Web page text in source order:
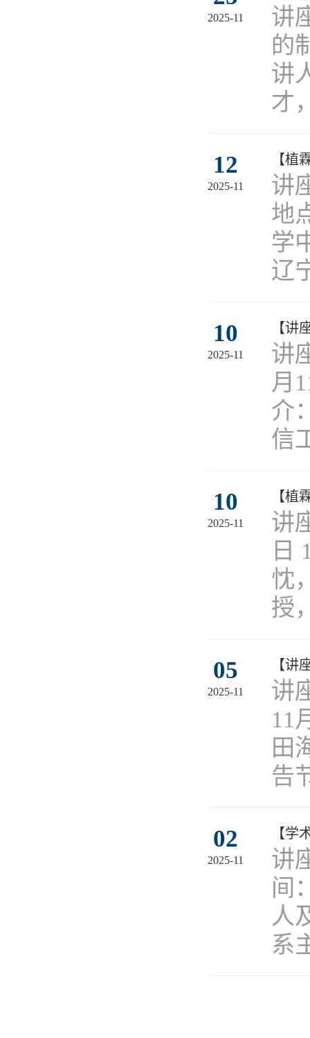
2025-11
讲
的
讲
才
12
2025-11
【植
讲
地
学
辽
10
2025-11
【讲
讲
月
介
信
10
2025-11
【植
讲
日
忱
授
05
2025-11
【讲
讲
11
田
告
02
2025-11
【学
讲
间
人
系